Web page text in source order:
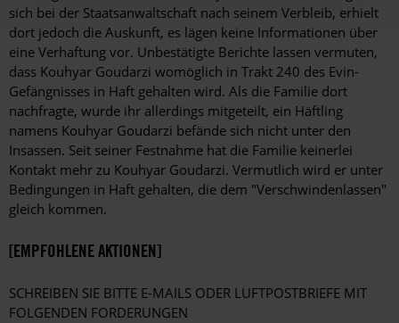
sich bei der Staatsanwaltschaft nach seinem Verbleib, erhielt
dort jedoch die Auskunft, es lägen keine Informationen über
eine Verhaftung vor. Unbestätigte Berichte lassen vermuten,
dass Kouhyar Goudarzi womöglich in Trakt 240 des Evin-
Gefängnisses in Haft gehalten wird. Als die Familie dort
nachfragte, wurde ihr allerdings mitgeteilt, ein Häftling
namens Kouhyar Goudarzi befände sich nicht unter den
Insassen. Seit seiner Festnahme hat die Familie keinerlei
Kontakt mehr zu Kouhyar Goudarzi. Vermutlich wird er unter
Bedingungen in Haft gehalten, die dem "Verschwindenlassen"
gleich kommen.
[EMPFOHLENE AKTIONEN]
SCHREIBEN SIE BITTE E-MAILS ODER LUFTPOSTBRIEFE MIT
FOLGENDEN FORDERUNGEN